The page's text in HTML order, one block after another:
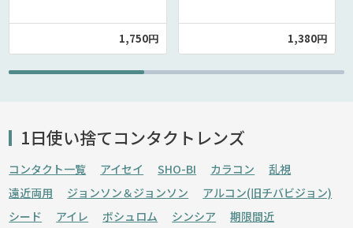
1,750円 1,380円
1日使い捨てコンタクトレンズ
コンタクト一覧 アイセイ SHO-BI カラコン
乱視
遠近両用
ジョンソン＆ジョンソン
アルコン(旧チバビジョン)
シード
アイレ ボシュロム シンシア 期限間近